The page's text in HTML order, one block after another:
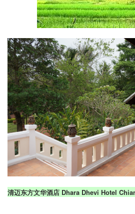
清迈东方文华酒店 Dhara Dhevi Hotel